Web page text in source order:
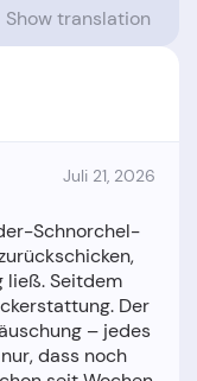
Show translation
Juli 21, 2026
Schnorchel-
ließ. Seitdem
Der
– jedes
dass noch